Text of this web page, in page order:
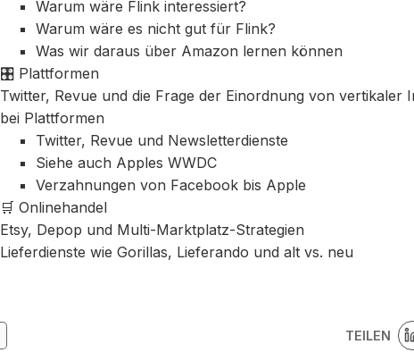
Warum wäre Flink interessiert?
Warum wäre es nicht gut für Flink?
Was wir daraus über Amazon lernen können
🎛 Plattformen
Twitter, Revue und die Frage der Einordnung von vertikaler
bei Plattformen
Twitter, Revue und Newsletterdienste
Siehe auch Apples WWDC
Verzahnungen von Facebook bis Apple
🛒 Onlinehandel
Etsy, Depop und Multi-Marktplatz-Strategien
Lieferdienste wie Gorillas, Lieferando und alt vs. neu
TEILEN